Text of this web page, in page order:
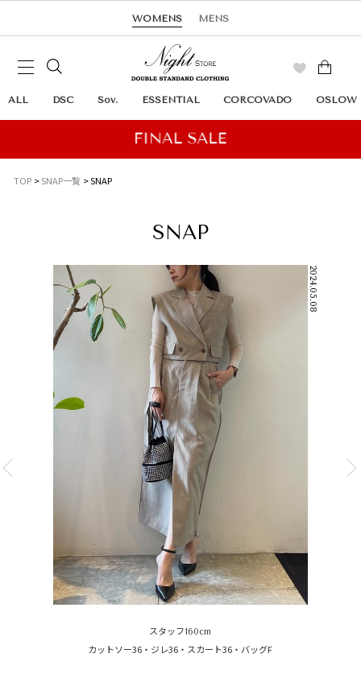
WOMENS MENS
ALL DSC Sov. ESSENTIAL CORCOVADO OSLOW
TOP SNAP一覧 SNAP
SNAP
2024.05.08
スタッフ160cm
カットソー36・ジレ36・スカート36・バッグF